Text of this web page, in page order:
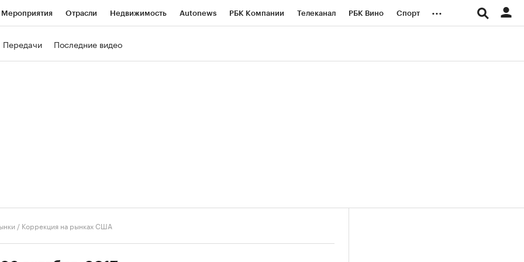
Мероприятия Отрасли Недвижимость Autonews РБК Компании Телеканал РБК Вино Спорт ...
Передачи Последние видео
/ Коррекция на рынках США